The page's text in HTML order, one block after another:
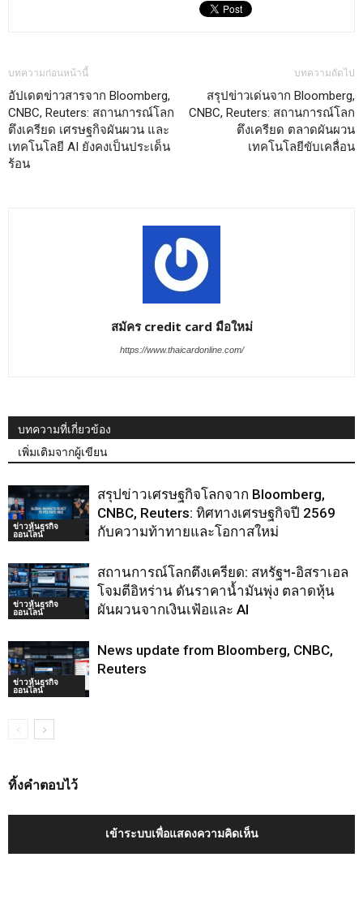
บทความก่อนหน้านี้
อัปเดตข่าวสารจาก Bloomberg,
CNBC, Reuters: สถานการณ์โลก
ตึงเครียด เศรษฐกิจผันผวน และ
เทคโนโลยี AI ยังคงเป็นประเด็น
ร้อน
บทความถัดไป
สรุปข่าวเด่นจาก Bloomberg,
CNBC, Reuters: สถานการณ์โลก
ตึงเครียด ตลาดผันผวน
เทคโนโลยีขับเคลื่อน
สมัคร credit card มือใหม่
https://www.thaicardonline.com/
บทความที่เกี่ยวข้อง
เพิ่มเติมจากผู้เขียน
ข่าวหุ้นธุรกิจ
ออนไลน์
สรุปข่าวเศรษฐกิจโลกจาก Bloomberg,
CNBC, Reuters: ทิศทางเศรษฐกิจปี 2569
กับความท้าทายและโอกาสใหม่
ข่าวหุ้นธุรกิจ
ออนไลน์
สถานการณ์โลกตึงเครียด: สหรัฐฯ-อิสราเอล
โจมตีอิหร่าน ดันราคาน้ำมันพุ่ง ตลาดหุ้น
ผันผวนจากเงินเฟ้อและ AI
ข่าวหุ้นธุรกิจ
ออนไลน์
News update from Bloomberg, CNBC,
Reuters
ทิ้งคำตอบไว้
เข้าระบบเพื่อแสดงความคิดเห็น